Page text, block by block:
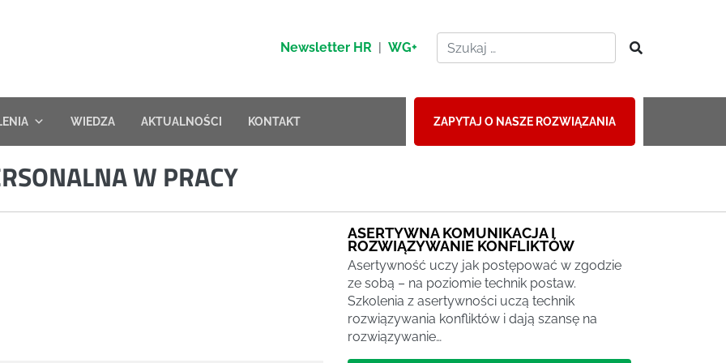
Newsletter HR | WG+
WIEDZA AKTUALNOŚCI KONTAKT ZAPYTAJ O NASZE ROZWIĄZANIA
W PRACY
ASERTYWNA KOMUNIKACJA I
ROZWIĄZYWANIE KONFLIKTÓW
Asertywność uczy jak postępować w zgodzie
ze sobą – na poziomie technik postaw.
Szkolenia z asertywności uczą technik
rozwiązywania konfliktów i dają szansę na
rozwiązywanie…